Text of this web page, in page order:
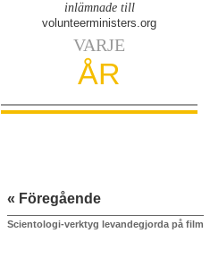
inlämnade till
volunteerministers.org
VARJE
ÅR
« Föregående
Scientologi-verktyg levandegjorda på film